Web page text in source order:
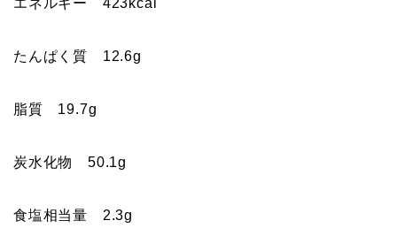
エネルギー 423kcal
たんぱく質 12.6g
脂質 19.7g
炭水化物 50.1g
食塩相当量 2.3g